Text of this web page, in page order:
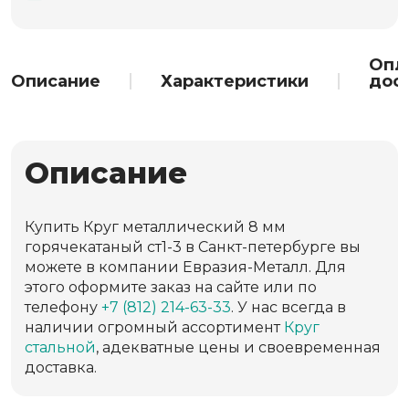
Описание Характеристики
Описание
Купить Круг металлический 8 мм
горячекатаный ст1-3 в Санкт-петербурге вы
можете в компании Евразия-Металл. Для
этого оформите заказ на сайте или по
телефону +7 (812) 214-63-33. У нас всегда в
наличии огромный ассортимент Круг
стальной, адекватные цены и своевременная
доставка.